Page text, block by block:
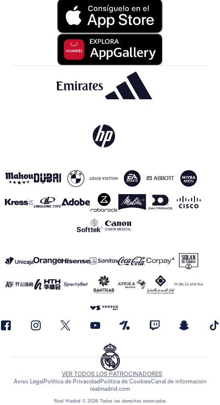
Real Madrid © 2026 Todos los derechos reservados
VER TODOS LOS PATROCINADORES
Aviso LegalPolítica de Privacidad Política de CookiesCanal de información
realmadrid.com